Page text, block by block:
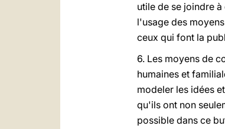
utile de se joindre
l'usage des
ceux qui font la
6. Les moyens de
humaines et
modeler les idées
qu'ils ont non
possible dans ce